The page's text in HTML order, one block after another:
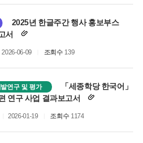
2025년 한글주간 행사 홍보부스
서
2026-06-09 조회수139
연구 및 평가
「세종학당 한국어」
연구 사업 결과보고서
2026-01-19 조회수1174